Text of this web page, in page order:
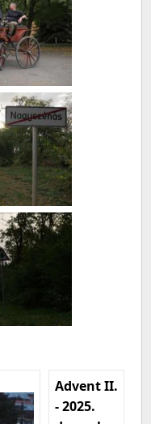
Advent II.
- 2025.